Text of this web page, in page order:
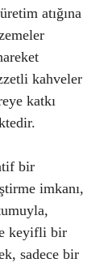
atığına
kahveler
katkı
bir
imkanı,
keyifli bir
sadece bir